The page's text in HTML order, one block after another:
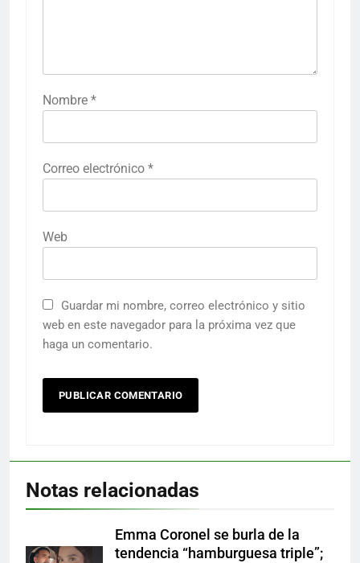
Nombre *
Correo electrónico *
Web
Guardar mi nombre, correo electrónico y sitio
web en este navegador para la próxima vez que
haga un comentario.
Notas relacionadas
Emma Coronel se burla de la
tendencia “hamburguesa triple”;